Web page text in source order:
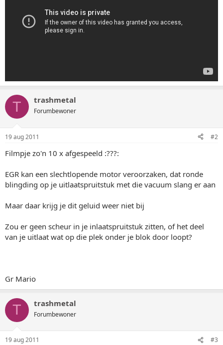
T trashmetal
Forumbewoner
19 aug 2011 #2
Filmpje zo'n 10 x afgespeeld :???:
EGR kan een slechtlopende motor veroorzaken, dat ronde
blingding op je uitlaatspruitstuk met die vacuum slang er aan
Maar daar krijg je dit geluid weer niet bij
Zou er geen scheur in je inlaatspruitstuk zitten, of het deel
van je uitlaat wat op die plek onder je blok door loopt?
Gr Mario
T trashmetal
Forumbewoner
19 aug 2011 #3